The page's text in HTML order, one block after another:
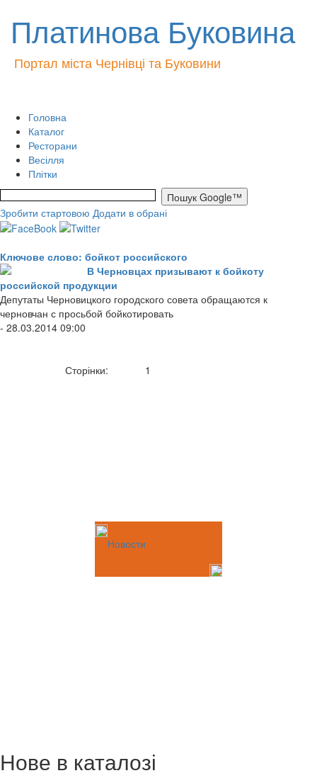
Платинова Буковина
Портал міста Чернівці та Буковини
Головна
Каталог
Ресторани
Весілля
Плітки
Зробити стартовою Додати в обрані
Ключове слово: бойкот российского
В Черновцах призывают к бойкоту
российской продукции
Депутаты Черновицкого городского совета обращаются к
черновчан с просьбой бойкотировать
- 28.03.2014 09:00
Сторінки: 1
Новости
Нове в каталозі